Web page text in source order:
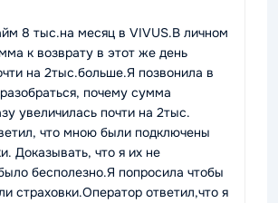
8 тыс.на месяц в VIVUS.В личном
к возврату в этот же день
на 2тыс.больше.Я позвонила в
почему сумма
увеличилась почти на 2тыс.
что мною были подключены
Доказывать, что я их не
бесполезно.Я попросила чтобы
страховки.Оператор ответил,что я